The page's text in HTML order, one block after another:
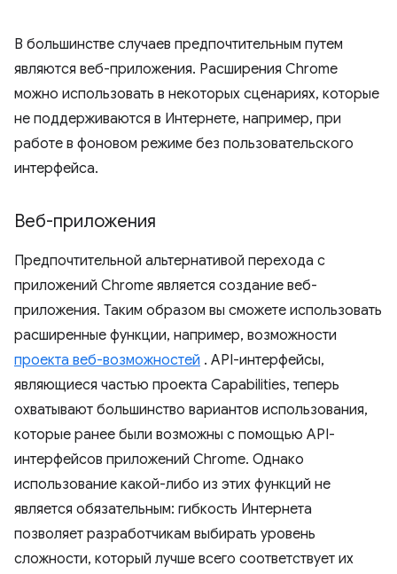
В большинстве случаев предпочтительным путем
являются веб-приложения. Расширения Chrome
можно использовать в некоторых сценариях, которые
не поддерживаются в Интернете, например, при
работе в фоновом режиме без пользовательского
интерфейса.
Веб-приложения
Предпочтительной альтернативой перехода с
приложений Chrome является создание веб-
приложения. Таким образом вы сможете использовать
расширенные функции, например, возможности
проекта веб-возможностей . API-интерфейсы,
являющиеся частью проекта Capabilities, теперь
охватывают большинство вариантов использования,
которые ранее были возможны с помощью API-
интерфейсов приложений Chrome. Однако
использование какой-либо из этих функций не
является обязательным: гибкость Интернета
позволяет разработчикам выбирать уровень
сложности, который лучше всего соответствует их